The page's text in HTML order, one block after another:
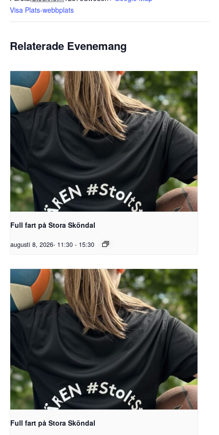
Visa Plats-webbplats
Relaterade Evenemang
Full fart på Stora Sköndal
augusti 8, 2026- 11:30 - 15:30
Full fart på Stora Sköndal